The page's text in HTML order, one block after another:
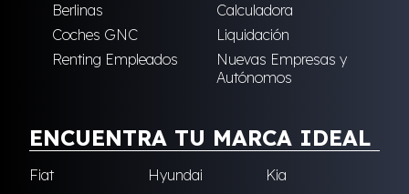
Berlinas
Calculadora
Coches GNC
Liquidación
Renting Empleados
Nuevas Empresas y
Autónomos
ENCUENTRA TU MARCA IDEAL
Fiat Hyundai
Kia